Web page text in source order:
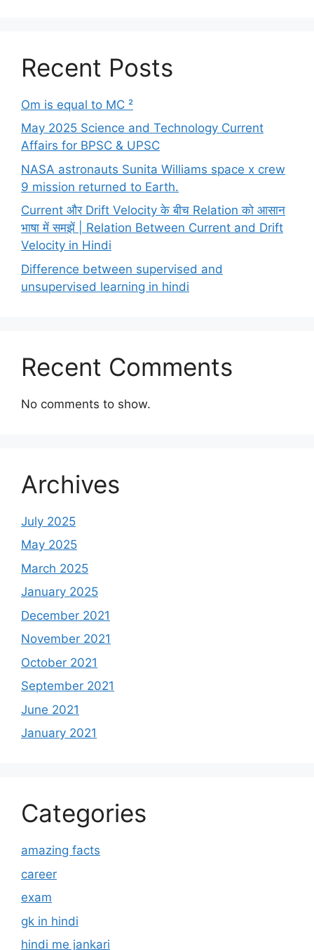
Recent Posts
Om is equal to MC ²
May 2025 Science and Technology Current
Affairs for BPSC & UPSC
NASA astronauts Sunita Williams space x crew
9 mission returned to Earth.
Current और Drift Velocity के बीच Relation को आसान
भाषा में समझें | Relation Between Current and Drift
Velocity in Hindi
Difference between supervised and
unsupervised learning in hindi
Recent Comments
No comments to show.
Archives
July 2025
May 2025
March 2025
January 2025
December 2021
November 2021
October 2021
September 2021
June 2021
January 2021
Categories
amazing facts
career
exam
gk in hindi
hindi me jankari